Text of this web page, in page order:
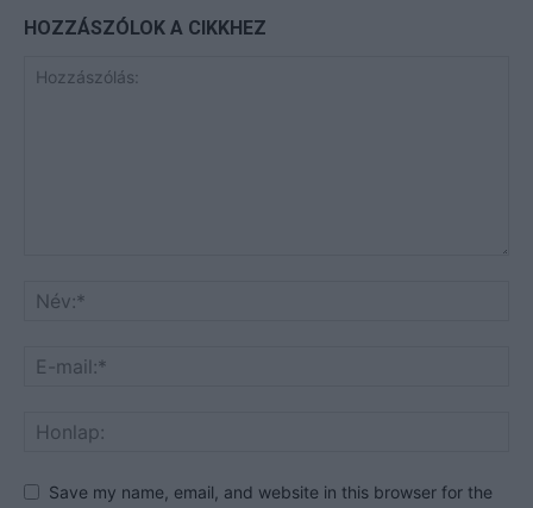
HOZZÁSZÓLOK A CIKKHEZ
Save my name, email, and website in this browser for the